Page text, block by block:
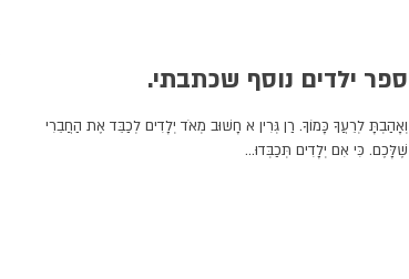
ספר ילדים נוסף שכתבתי.
וְאָהַבְתָּ לְרֵעֲךָ כָּמוֹךָ. רַן גְּרִין א חָשׁוּב מְאֹד יְלָדִים לְכַבֵּד אֶת הַחֲבֵרִים
שֶׁלָּכֶם. כִּי אִם יְלָדִים תְּכַבְּדוּ...